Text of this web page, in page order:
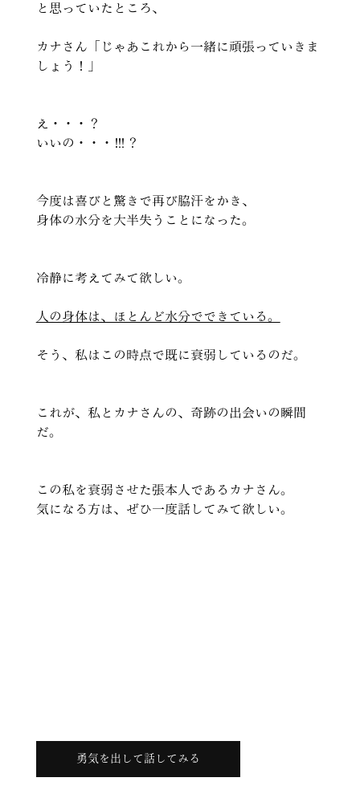
と思っていたところ、
カナさん「じゃあこれから一緒に頑張っていきま
しょう！」
え・・・？
いいの・・・！！！？
今度は喜びと驚きで再び脇汗をかき、
身体の水分を大半失うことになった。
冷静に考えてみて欲しい。
人の身体は、ほとんど水分でできている。
そう、私はこの時点で既に衰弱しているのだ。
これが、私とカナさんの、奇跡の出会いの瞬間
だ。
この私を衰弱させた張本人であるカナさん。
気になる方は、ぜひ一度話してみて欲しい。
勇気を出して話してみる